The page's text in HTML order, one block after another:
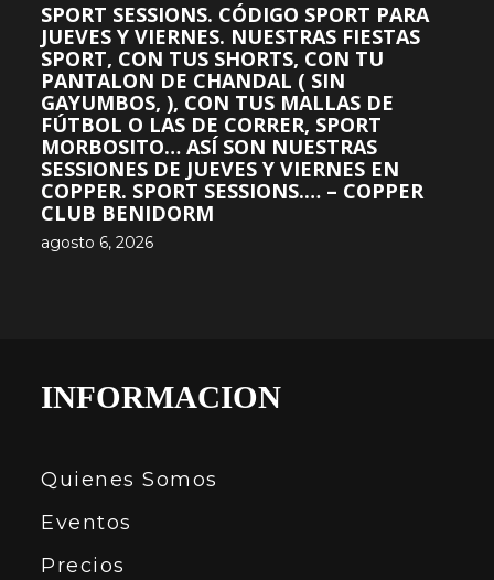
SPORT SESSIONS. CÓDIGO SPORT PARA
JUEVES Y VIERNES. NUESTRAS FIESTAS
SPORT, CON TUS SHORTS, CON TU
PANTALON DE CHANDAL ( SIN
GAYUMBOS, ), CON TUS MALLAS DE
FÚTBOL O LAS DE CORRER, SPORT
MORBOSITO… ASÍ SON NUESTRAS
SESSIONES DE JUEVES Y VIERNES EN
COPPER. SPORT SESSIONS.… – COPPER
CLUB BENIDORM
agosto 6, 2026
INFORMACION
Quienes Somos
Eventos
Precios